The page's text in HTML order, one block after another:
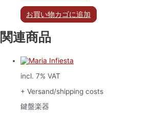
お買い物カゴに追加
関連商品
incl. 7% VAT
+ Versand/shipping costs
鍵盤楽器